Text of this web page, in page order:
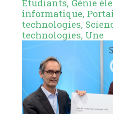
Étudiants, Génie
informatique,
technologies,
technologies, Une